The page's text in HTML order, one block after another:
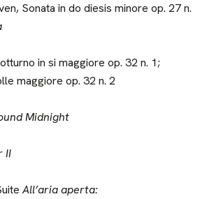
Sonata in do diesis minore op. 27 n.
in si maggiore op. 32 n. 1;
maggiore op. 32 n. 2
Midnight
II
All’aria aperta: